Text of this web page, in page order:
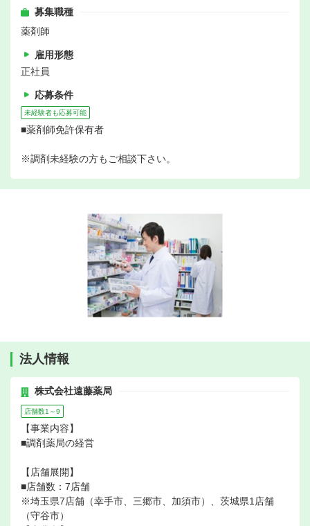
募集職種
薬剤師
雇用形態
正社員
応募条件
未経験者も応募可能
■薬剤師免許保有者
※調剤未経験の方もご相談下さい。
法人情報
株式会社遠藤薬局
店舗数1～9
【事業内容】
■調剤薬局の経営
【店舗展開】
■店舗数：7店舗
※埼玉県7店舗（幸手市、三郷市、加須市）、茨城県1店舗
（守谷市）